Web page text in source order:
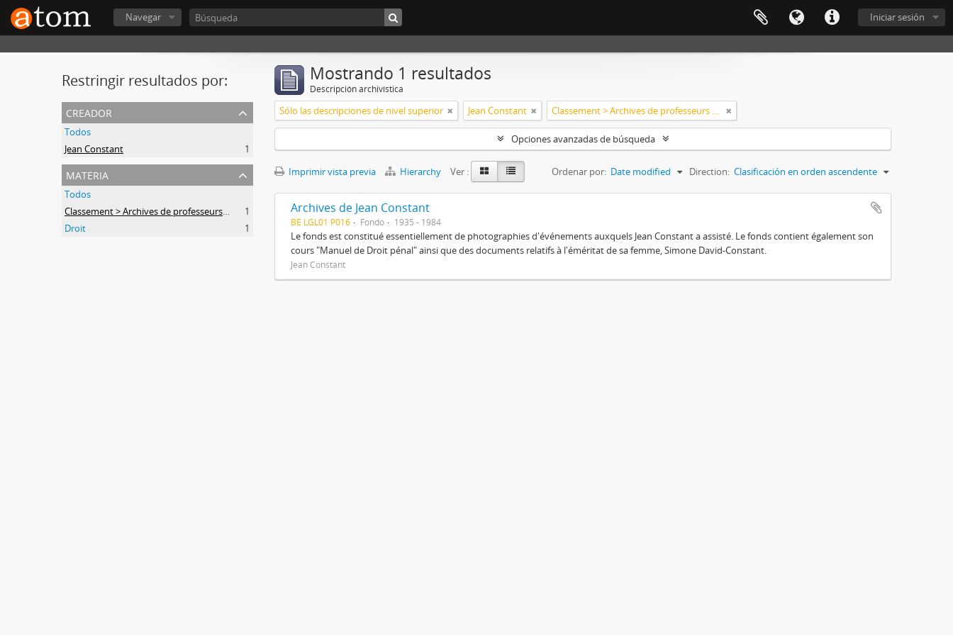
Iniciar sesión
Navegar
Restringir resultados por:
creador
Todos
Jean Constant
1
materia
Todos
Classement > Archives de professeurs et chercheurs
1
Droit
1
Mostrando 1 resultados
Descripción archivística
Sólo las descripciones de nivel superior Jean Constant Classement > Archives de professeurs et chercheurs
Opciones avanzadas de búsqueda
Imprimir vista previa Hierarchy Ver : Ordenar por: Date modified Direction: Clasificación en orden ascendente
Archives de Jean Constant
BE LGL01 P016 Fondo 1935 - 1984
Le fonds est constitué essentiellement de photographies d'événements auxquels Jean Constant a assisté. Le fonds contient également son
cours "Manuel de Droit pénal" ainsi que des documents relatifs à l'éméritat de sa femme, Simone David-Constant.
Jean Constant